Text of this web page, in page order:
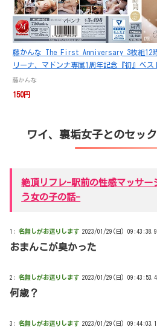
藤かんな The First Anniversary 3枚組12
リーナ、マドンナ専属1周年記念『初』ベス
藤かんな
150円
ワイ、裏垢女子とのセッ
絶頂リフレ-駅前の性感マッサ
う女の子の話-
1: 名無しがお送りします 2023/01/29(日)
おまんこが臭かった
2: 名無しがお送りします 2023/01/29(日)
何歳？
3: 名無しがお送りします 2023/01/29(日) 09:44:03.11